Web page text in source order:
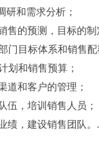
研和需求分析；
售的预测，目标的制
门目标体系和销售配
划和销售预算；
道和客户的管理；
伍，培训销售人员；
绩，建设销售团队。